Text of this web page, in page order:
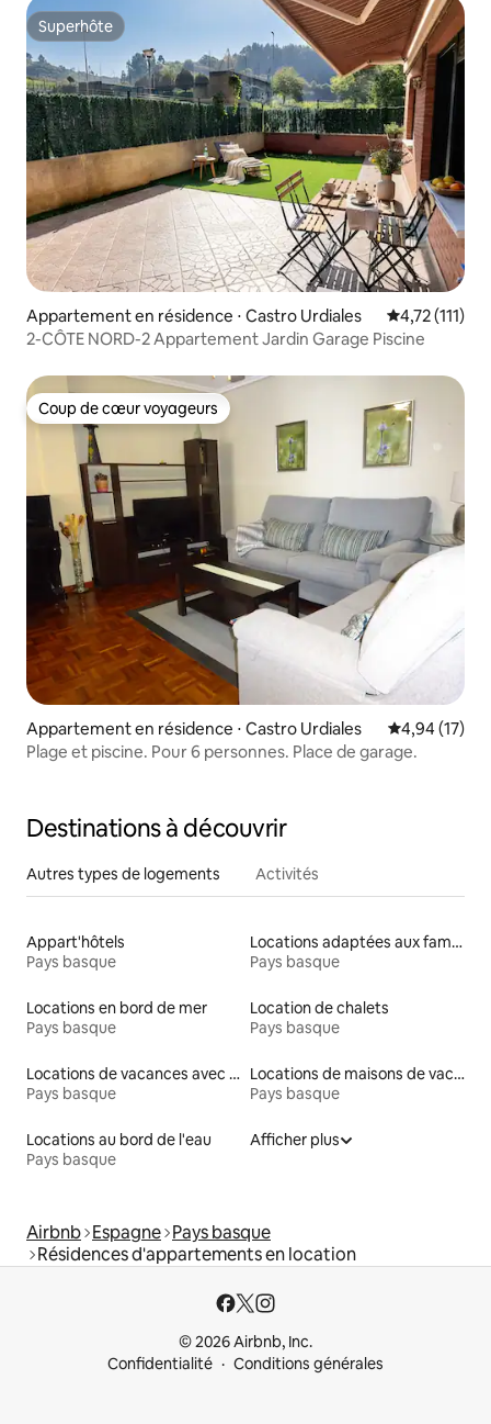
Superhôte
Superhôte
Appartement en résidence ⋅ Castro Urdiales Évaluation
4,72 (111)
2-CÔTE NORD-2 Appartement Jardin Garage Piscine
Coup de cœur voyageurs
Coup de cœur voyageurs
Appartement en résidence ⋅ Castro Urdiales Évaluation
4,94 (17)
Plage et piscine. Pour 6 personnes. Place de garage.
Destinations à découvrir
Autres types de logements Activités
Appart'hôtels
Pays basque
Locations adaptées aux familles
Pays basque
Locations en bord de mer
Pays basque
Location de chalets
Pays basque
Locations de vacances avec piscine
Pays basque
Locations de maisons de vacances
Pays basque
Locations au bord de l'eau
Pays basque
Afficher plus
Airbnb Espagne Pays basque
Résidences d'appartements en location
© 2026 Airbnb, Inc.
Confidentialité
Conditions générales